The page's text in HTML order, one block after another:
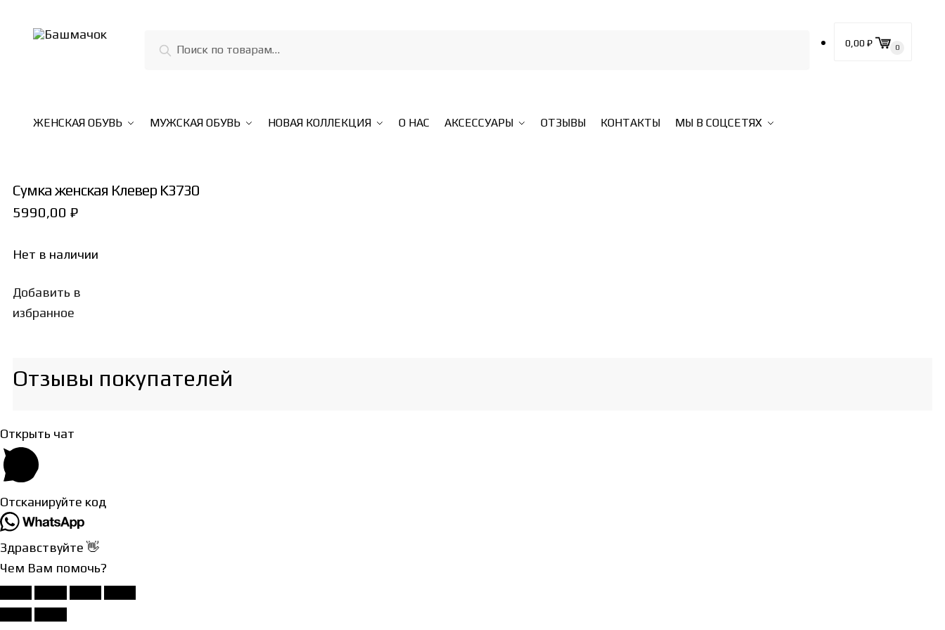
Поиск 0,00 ₽ 0
ЖЕНСКАЯ ОБУВЬ МУЖСКАЯ ОБУВЬ НОВАЯ КОЛЛЕКЦИЯ О НАС АКСЕССУАРЫ ОТЗЫВЫ КОНТАКТЫ МЫ В СОЦСЕТЯХ
Сумка женская Клевер K3730
5990,00 ₽
Нет в наличии
Добавить в
избранное
Отзывы покупателей​
Открыть чат
Отсканируйте код
Здравствуйте 👋
Чем Вам помочь?